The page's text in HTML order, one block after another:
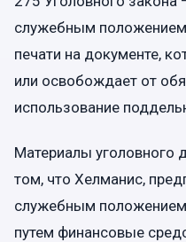
служебным
печати на документе,
или освобождает от
использование
Материалы уголовного
том, что Хелманис,
служебным
путем финансовые